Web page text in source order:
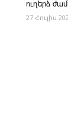
ուղերձ
27 Հուլիս